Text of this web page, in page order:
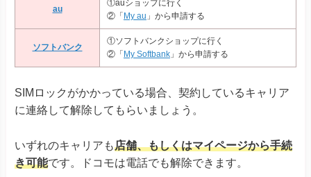
au
①auショップに行く
②「 My au 」から申請する
ソフトバンク
①ソフトバンクショップに行く
②「 My Softbank 」から申請する
SIMロックがかかっている場合、契約しているキャリア
に連絡して解除してもらいましょう。
いずれのキャリアも店舗、もしくはマイページから手続
き可能です。ドコモは電話でも解除できます。